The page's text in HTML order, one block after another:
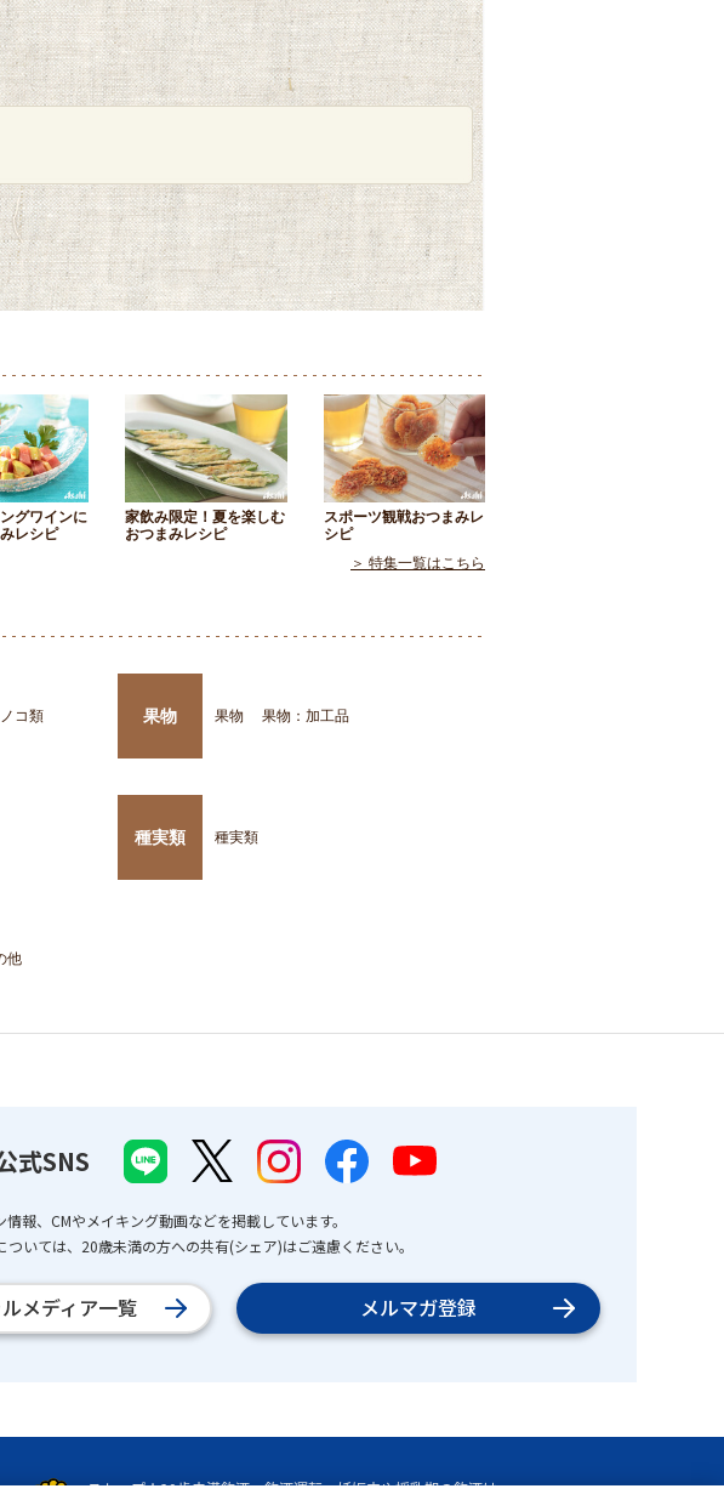
グワインに
レシピ
家飲み限定！夏を楽しむ
おつまみレシピ
スポーツ観戦おつまみレ
シピ
＞ 特集一覧はこちら
コ類
果物 果物 果物：加工品
種実類 種実類
他
式SNS
報、CMやメイキング動画などを掲載しています。
いては、20歳未満の方への共有(シェア)はご遠慮ください。
メディア一覧 メルマガ登録